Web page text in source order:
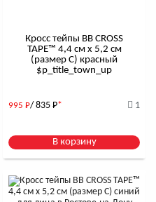
Кросс тейпы BB CROSS
TAPE™ 4,4 см x 5,2 см
(размер С) красный
$р_title_town_up
995 Р/ 835 Р* 1
В корзину